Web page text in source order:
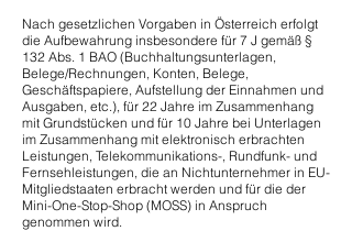
Nach gesetzlichen Vorgaben in Österreich erfolgt
die Aufbewahrung insbesondere für 7 J gemäß §
132 Abs. 1 BAO (Buchhaltungsunterlagen,
Belege/Rechnungen, Konten, Belege,
Geschäftspapiere, Aufstellung der Einnahmen und
Ausgaben, etc.), für 22 Jahre im Zusammenhang
mit Grundstücken und für 10 Jahre bei Unterlagen
im Zusammenhang mit elektronisch erbrachten
Leistungen, Telekommunikations-, Rundfunk- und
Fernsehleistungen, die an Nichtunternehmer in EU-
Mitgliedstaaten erbracht werden und für die der
Mini-One-Stop-Shop (MOSS) in Anspruch
genommen wird.